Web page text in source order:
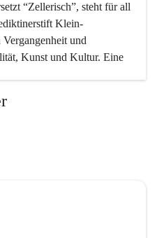
“Zellerisch”, steht für all
Klein-
und
Kunst und Kultur. Eine
Lob Gottes.
Cellensis wird seit dem